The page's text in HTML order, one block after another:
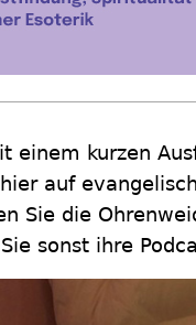
einem kurzen
auf
Sie die
sonst ihre